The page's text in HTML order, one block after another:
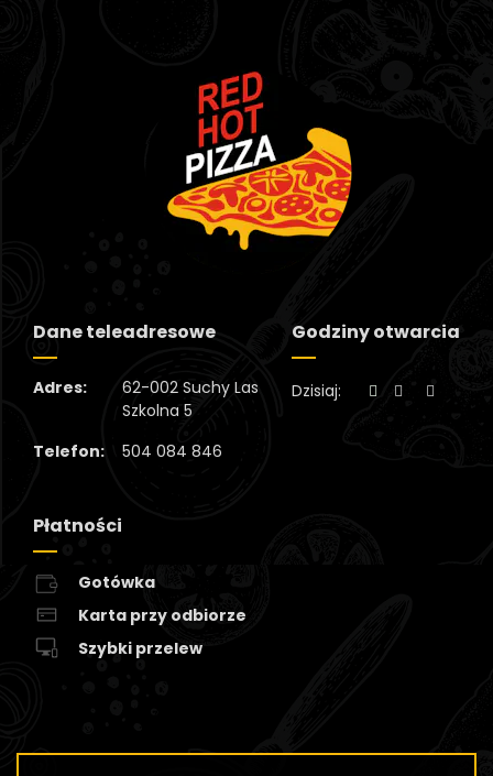
Dane teleadresowe
Adres:
62-002 Suchy Las
Szkolna 5
Telefon:
504 084 846
Godziny otwarcia
Dzisiaj:
Płatności
Gotówka
Karta przy odbiorze
Szybki przelew